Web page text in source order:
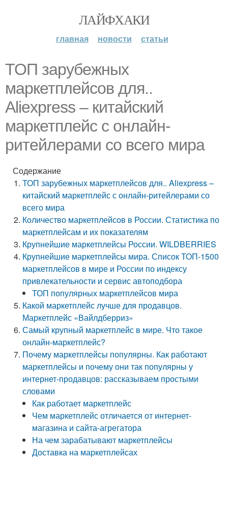
ЛАЙФХАКИ
главная новости статьи
ТОП зарубежных
маркетплейсов для..
Aliexpress – китайский
маркетплейс с онлайн-
ритейлерами со всего мира
Содержание
ТОП зарубежных маркетплейсов для.. Aliexpress –
китайский маркетплейс с онлайн-ритейлерами со
всего мира
Количество маркетплейсов в России. Статистика по
маркетплейсам и их показателям
Крупнейшие маркетплейсы России. WILDBERRIES
Крупнейшие маркетплейсы мира. Список ТОП-1500
маркетплейсов в мире и России по индексу
привлекательности и сервис автоподбора
ТОП популярных маркетплейсов мира
Какой маркетплейс лучше для продавцов.
Маркетплейс «Вайлдберриз»
Самый крупный маркетплейс в мире. Что такое
онлайн-маркетплейс?
Почему маркетплейсы популярны. Как работают
маркетплейсы и почему они так популярны у
интернет-продавцов: рассказываем простыми
словами
Как работает маркетплейс
Чем маркетплейс отличается от интернет-
магазина и сайта-агрегатора
На чем зарабатывают маркетплейсы
Доставка на маркетплейсах